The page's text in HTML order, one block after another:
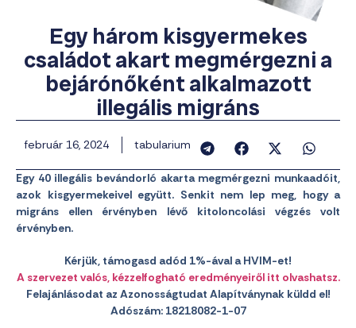
Egy három kisgyermekes
családot akart megmérgezni a
bejárónőként alkalmazott
illegális migráns
február 16, 2024 tabularium
Egy 40 illegális bevándorló akarta megmérgezni munkaadóit,
azok kisgyermekeivel együtt. Senkit nem lep meg, hogy a
migráns ellen érvényben lévő kitoloncolási végzés volt
érvényben.
Kérjük, támogasd adód 1%-ával a HVIM-et!
A szervezet valós, kézzelfogható eredményeiről itt olvashatsz.
Felajánlásodat az Azonosságtudat Alapítványnak küldd el!
Adószám: 18218082-1-07